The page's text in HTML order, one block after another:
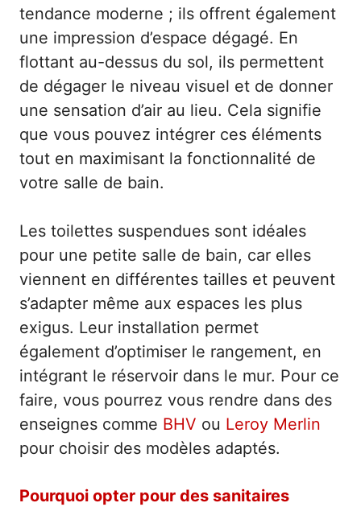
tendance moderne ; ils offrent également
une impression d’espace dégagé. En
flottant au-dessus du sol, ils permettent
de dégager le niveau visuel et de donner
une sensation d’air au lieu. Cela signifie
que vous pouvez intégrer ces éléments
tout en maximisant la fonctionnalité de
votre salle de bain.
Les toilettes suspendues sont idéales
pour une petite salle de bain, car elles
viennent en différentes tailles et peuvent
s’adapter même aux espaces les plus
exigus. Leur installation permet
également d’optimiser le rangement, en
intégrant le réservoir dans le mur. Pour ce
faire, vous pourrez vous rendre dans des
enseignes comme BHV ou Leroy Merlin
pour choisir des modèles adaptés.
Pourquoi opter pour des sanitaires